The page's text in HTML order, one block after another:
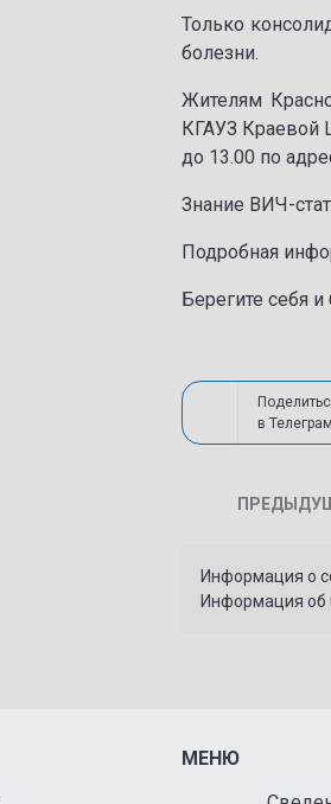
Только
болезни.
Жителям
КГАУЗ Краевой
до 13.00 по
Знание ВИЧ-
Подробная
Берегите себя
в
Информация о
Информация об
МЕНЮ